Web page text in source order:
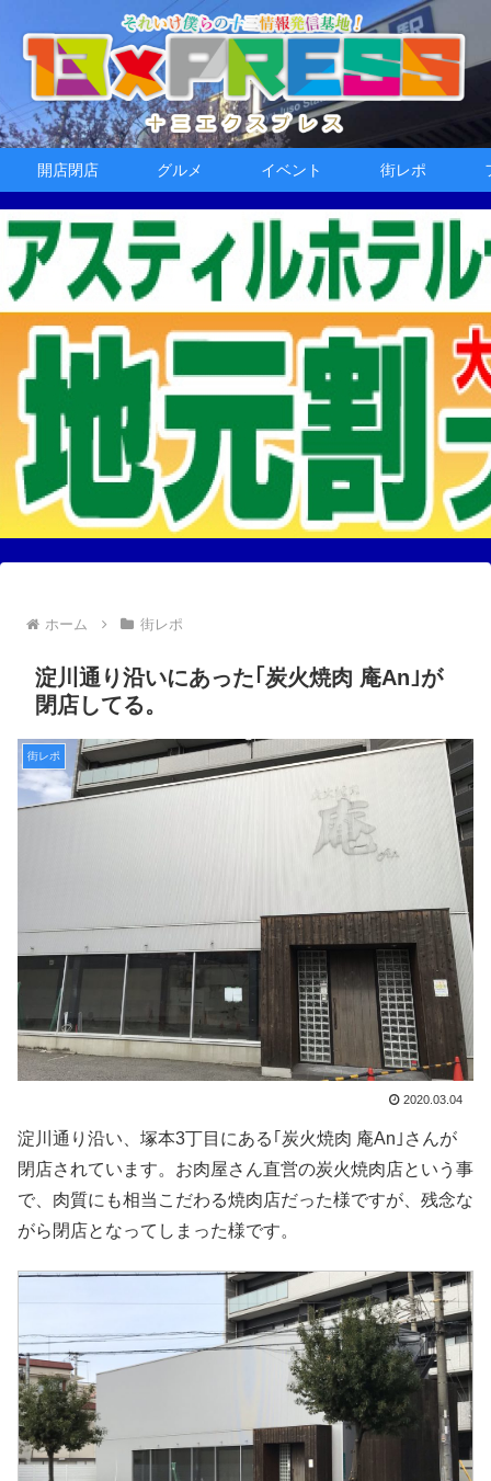
開店閉店 グルメ イベント 街レポ
ホーム 街レポ
淀川通り沿いにあった｢炭火焼肉 庵An｣が
閉店してる。
街レポ
2020.03.04
淀川通り沿い、塚本3丁目にある｢炭火焼肉 庵An｣さんが
閉店されています。お肉屋さん直営の炭火焼肉店という事
で、肉質にも相当こだわる焼肉店だった様ですが、残念な
がら閉店となってしまった様です。